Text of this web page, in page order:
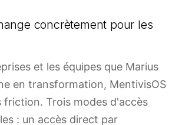
concrètement pour les
et les équipes que Marius
en transformation, MentivisOS
friction. Trois modes d'accès
: un accès direct par